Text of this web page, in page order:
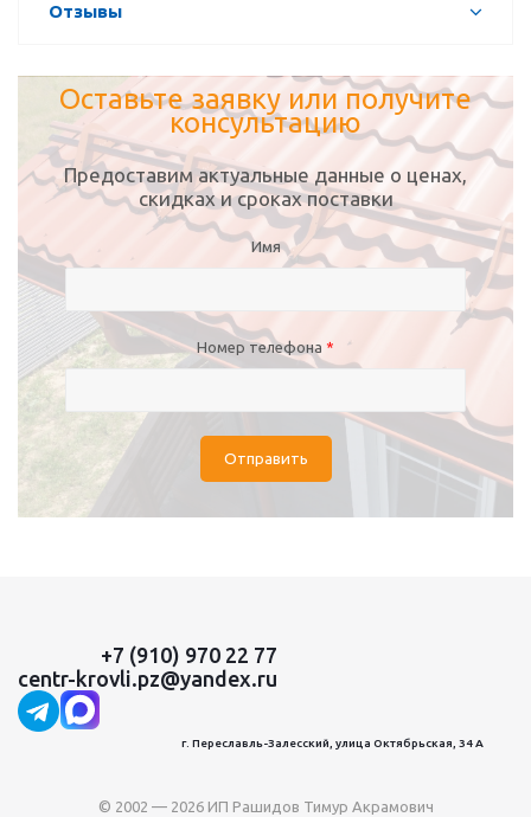
Отзывы
Оставьте заявку или получите
консультацию
Предоставим актуальные данные о ценах,
скидках и сроках поставки
Имя
Номер телефона *
Отправить
+7 (910) 970 22 77
centr-krovli.pz@yandex.ru
г. Переславль-Залесский, улица Октябрьская, 34 А
© 2002 — 2026 ИП Рашидов Тимур Акрамович